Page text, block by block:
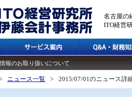
名古屋の
ITO経営
報のお取り扱いについて
ニュース一覧 > 2015/07/01のニュース詳